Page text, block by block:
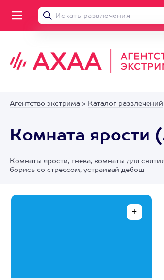
Агентство экстрима > Каталог развлечений
Комната ярости
Комнаты ярости, гнева, комнаты для
борись со стрессом, устраивай дебош